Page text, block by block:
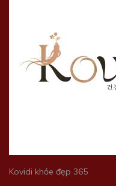
Kovidi khỏe đẹp 365